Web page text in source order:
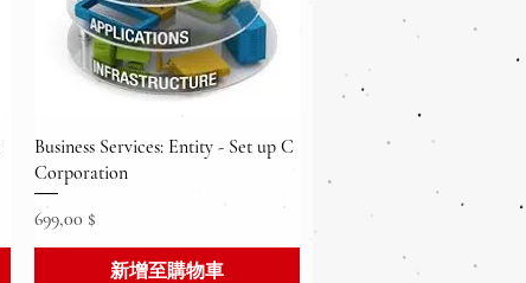
快速瀏覽
Business Services: Entity - Set up C
Corporation
價格
699,00 $
新增至購物車